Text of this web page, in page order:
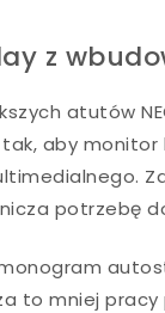
z
atutów
aby
potrzebę
to mniej